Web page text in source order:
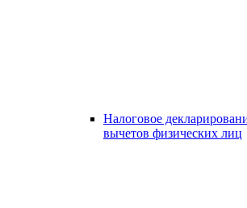
Налоговое
вычетов физических лиц